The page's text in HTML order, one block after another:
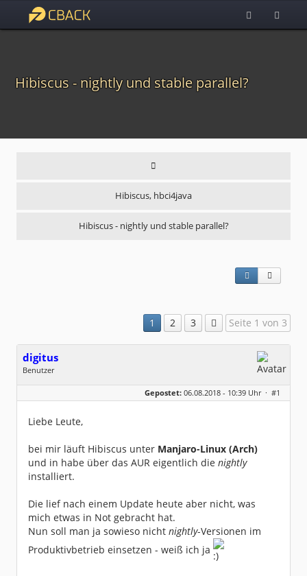
Hibiscus - nightly und stable parallel?
Hibiscus, hbci4java
Hibiscus - nightly und stable parallel?
1 2 3 Seite 1 von 3
digitus
Benutzer
Geschlecht:
keine Angabe
Dabei seit:
01 / 2011
Gepostet: 06.08.2018 - 10:39 Uhr · #1
Liebe Leute,
bei mir läuft Hibiscus unter Manjaro-Linux (Arch)
und in habe über das AUR eigentlich die nightly
installiert.
Die lief nach einem Update heute aber nicht, was
mich etwas in Not gebracht hat.
Nun soll man ja sowieso nicht nightly-Versionen im
Produktivbetrieb einsetzen - weiß ich ja